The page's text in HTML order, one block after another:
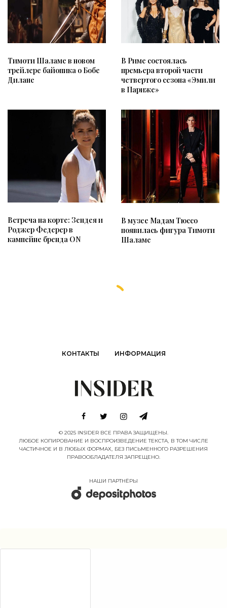
Тимоти Шаламе в новом
трейлере байопика о Бобе
Дилане
В Риме состоялась
премьера второй части
четвертого сезона «Эмили
в Париже»
Встреча на корте: Зендея и
Роджер Федерер в
кампейне бренда ON
В музее Мадам Тюссо
появилась фигура Тимоти
Шаламе
КОНТАКТЫ ИНФОРМАЦИЯ
© 2025 INSIDER ВСЕ ПРАВА ЗАЩИЩЕНЫ.
ЛЮБОЕ КОПИРОВАНИЕ И ВОСПРОИЗВЕДЕНИЕ ТЕКСТА, В ТОМ ЧИСЛЕ
ЧАСТИЧНОЕ И В ЛЮБЫХ ФОРМАХ, БЕЗ ПИСЬМЕННОГО РАЗРЕШЕНИЯ
ПРАВООБЛАДАТЕЛЯ ЗАПРЕЩЕНО.
НАШИ ПАРТНËРЫ